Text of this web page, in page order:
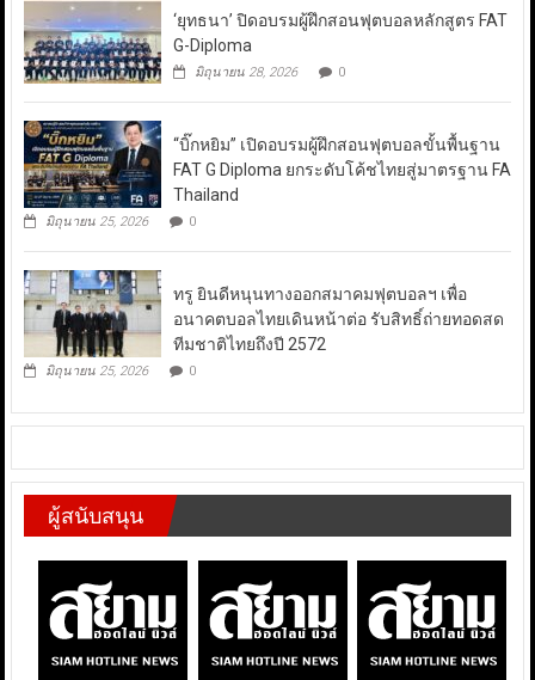
‘ยุทธนา’ ปิดอบรมผู้ฝึกสอนฟุตบอลหลักสูตร FAT
G-Diploma
มิถุนายน 28, 2026 0
“บิ๊กหยิม” เปิดอบรมผู้ฝึกสอนฟุตบอลขั้นพื้นฐาน
FAT G Diploma ยกระดับโค้ชไทยสู่มาตรฐาน FA
Thailand
มิถุนายน 25, 2026 0
ทรู ยินดีหนุนทางออกสมาคมฟุตบอลฯ เพื่อ
อนาคตบอลไทยเดินหน้าต่อ รับสิทธิ์ถ่ายทอดสด
ทีมชาติไทยถึงปี 2572
มิถุนายน 25, 2026 0
ผู้สนับสนุน